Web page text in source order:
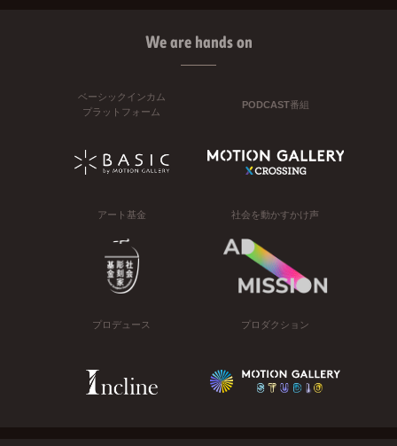
We are hands on
ベーシックインカム
プラットフォーム
PODCAST番組
アート基金 社会を動かすかけ声
プロデュース プロダクション